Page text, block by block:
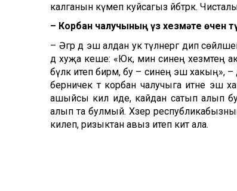
калганын күмеп куйсагыз әйбәтрәк.
– Корбан чалучының үз хезмәте өчен
– Әгәр дә эш алдан ук түләнергә дип
дә хуҗа кеше: «Юк, мин синең хезмәтеңә
бүләк итеп бирәм, бу – синең эш хакың»,
берничек тә корбан чалучыга итне эш
ашыйсы килә иде, кайдан сатып алып
алып та булмый. Хәзер
килеп, ризыктан авыз итеп китә ала.